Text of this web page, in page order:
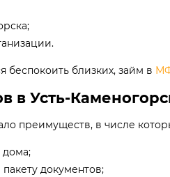
беспокоить близких, займ в
в Усть-
преимуществ, в числе
дома;
документов;